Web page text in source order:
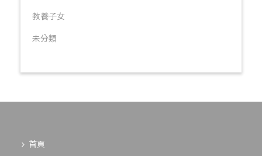
教養子女
未分類
首頁